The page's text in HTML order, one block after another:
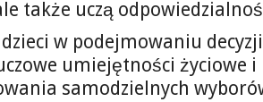
także uczą
w podejmowaniu
umiejętności życiowe
samodzielnych